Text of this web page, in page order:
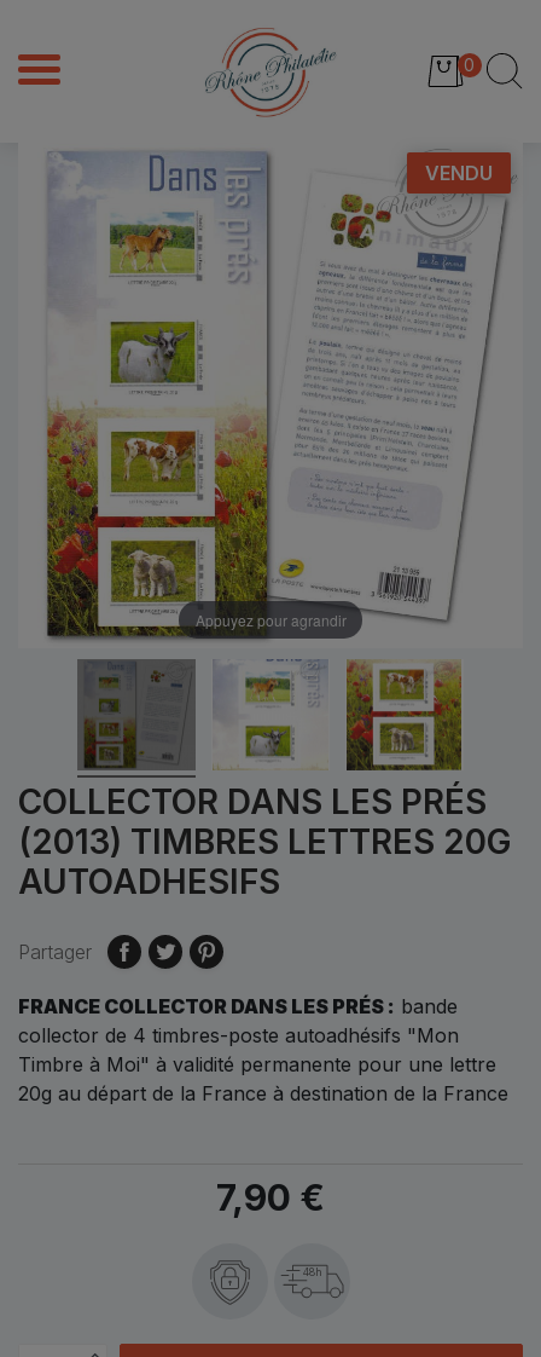
0
VENDU
Appuyez pour agrandir
COLLECTOR DANS LES PRÉS
(2013) TIMBRES LETTRES 20G
AUTOADHESIFS
Partager
FRANCE COLLECTOR DANS LES PRÉS : bande
collector de 4 timbres-poste autoadhésifs "Mon
Timbre à Moi" à validité permanente pour une lettre
20g au départ de la France à destination de la France
7,90 €
48h